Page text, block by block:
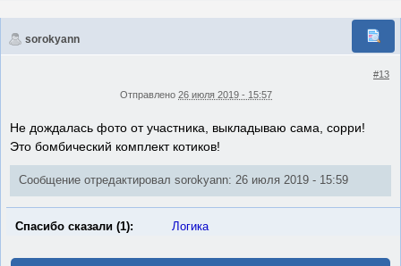
sorokyann
#13
Отправлено 26 июля 2019 - 15:57
Не дождалась фото от участника, выкладываю сама, сорри!
Это бомбический комплект котиков!
Сообщение отредактировал sorokyann: 26 июля 2019 - 15:59
Спасибо сказали (1): Логика